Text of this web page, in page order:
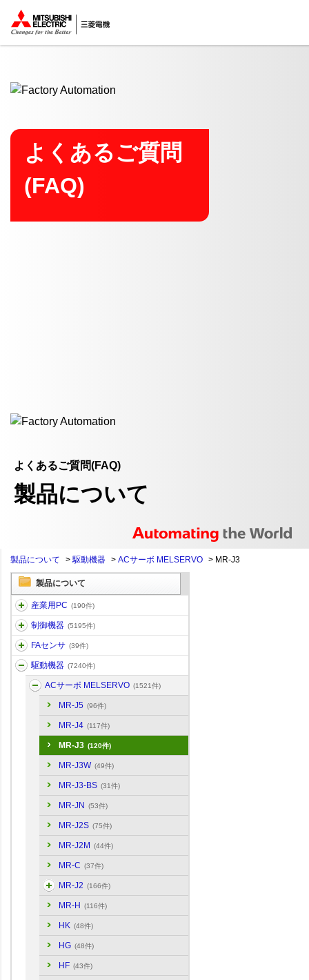
ここから本文
よくあるご質問
(FAQ)
よくあるご質問(FAQ)
製品について
製品について >駆動機器 > ACサーボ MELSERVO > MR-J3
製品について
産業用PC (190件)
制御機器 (5195件)
FAセンサ (39件)
駆動機器 (7240件)
ACサーボ MELSERVO (1521件)
MR-J5 (96件)
MR-J4 (117件)
MR-J3 (120件)
MR-J3W (49件)
MR-J3-BS (31件)
MR-JN (53件)
MR-J2S (75件)
MR-J2M (44件)
MR-C (37件)
MR-J2 (166件)
MR-H (116件)
HK (48件)
HG (48件)
HF (43件)